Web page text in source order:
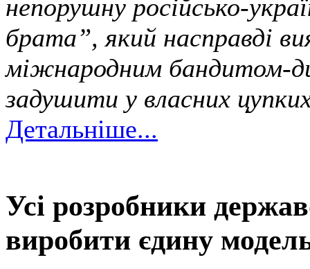
непорушну російсько-
брата”, який насправді
міжнародним бандитом-
задушити у власних
Детальніше...
Усі розробники
виробити єдину